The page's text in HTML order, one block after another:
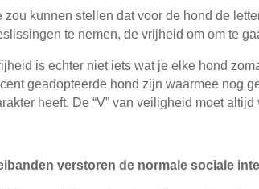
zou kunnen stellen dat voor de hond de
te nemen, de vrijheid om om te
is echter niet iets wat je elke hond
geadopteerde hond zijn waarmee nog
heeft. De “V” van veiligheid moet altijd
verstoren de normale sociale